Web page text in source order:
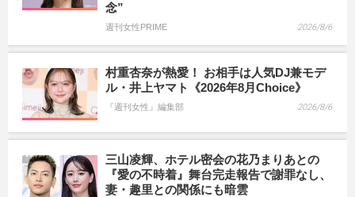
念”
週刊女性PRIME 2026/8/6
村重杏奈が熱愛！ お相手は人気DJ兼モデ
ル・井上ヤマト《2026年8月Choice》
『週刊女性』編集部 2026/8/6
三山凌輝、ホテル密会の花乃まりあとの
『愛の不時着』舞台完走報告で謝罪なし、
妻・趣里との関係にも暗雲